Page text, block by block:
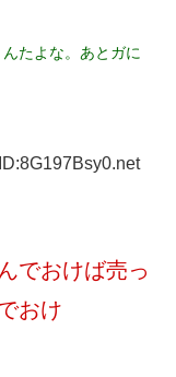
たよな。あとガに
でおけば売っ
おけ